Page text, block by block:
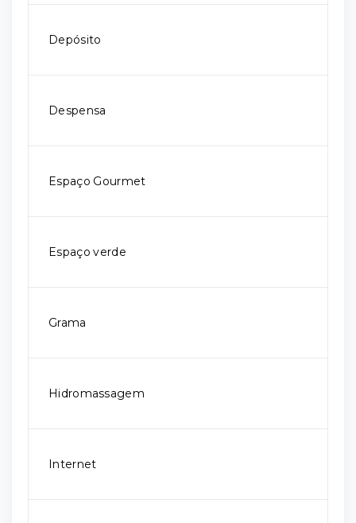
Depósito
Despensa
Espaço Gourmet
Espaço verde
Grama
Hidromassagem
Internet